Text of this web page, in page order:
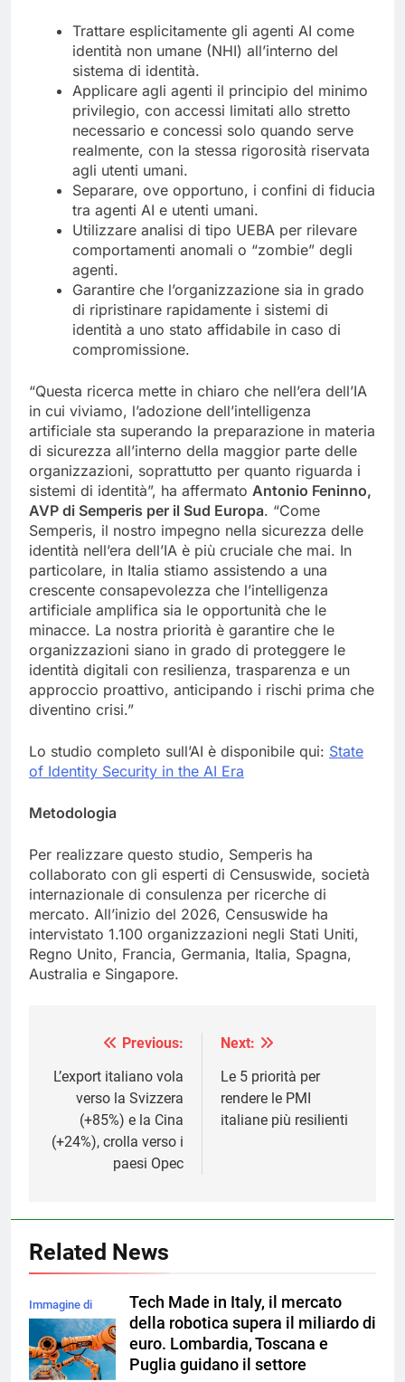
Trattare esplicitamente gli agenti AI come
identità non umane (NHI) all’interno del
sistema di identità.
Applicare agli agenti il principio del minimo
privilegio, con accessi limitati allo stretto
necessario e concessi solo quando serve
realmente, con la stessa rigorosità riservata
agli utenti umani.
Separare, ove opportuno, i confini di fiducia
tra agenti AI e utenti umani.
Utilizzare analisi di tipo UEBA per rilevare
comportamenti anomali o “zombie” degli
agenti.
Garantire che l’organizzazione sia in grado
di ripristinare rapidamente i sistemi di
identità a uno stato affidabile in caso di
compromissione.
“Questa ricerca mette in chiaro che nell’era dell’IA
in cui viviamo, l’adozione dell’intelligenza
artificiale sta superando la preparazione in materia
di sicurezza all’interno della maggior parte delle
organizzazioni, soprattutto per quanto riguarda i
sistemi di identità”, ha affermato Antonio Feninno,
AVP di Semperis per il Sud Europa. “Come
Semperis, il nostro impegno nella sicurezza delle
identità nell’era dell’IA è più cruciale che mai. In
particolare, in Italia stiamo assistendo a una
crescente consapevolezza che l’intelligenza
artificiale amplifica sia le opportunità che le
minacce. La nostra priorità è garantire che le
organizzazioni siano in grado di proteggere le
identità digitali con resilienza, trasparenza e un
approccio proattivo, anticipando i rischi prima che
diventino crisi.”
Lo studio completo sull’AI è disponibile qui: State
of Identity Security in the AI Era
Metodologia
Per realizzare questo studio, Semperis ha
collaborato con gli esperti di Censuswide, società
internazionale di consulenza per ricerche di
mercato. All’inizio del 2026, Censuswide ha
intervistato 1.100 organizzazioni negli Stati Uniti,
Regno Unito, Francia, Germania, Italia, Spagna,
Australia e Singapore.
Navigazione
articoli
Previous:
L’export italiano vola
verso la Svizzera
(+85%) e la Cina
(+24%), crolla verso i
paesi Opec
Next:
Le 5 priorità per
rendere le PMI
italiane più resilienti
Related News
Immagine di
magnific
Tech Made in Italy, il mercato
della robotica supera il miliardo di
euro. Lombardia, Toscana e
Puglia guidano il settore